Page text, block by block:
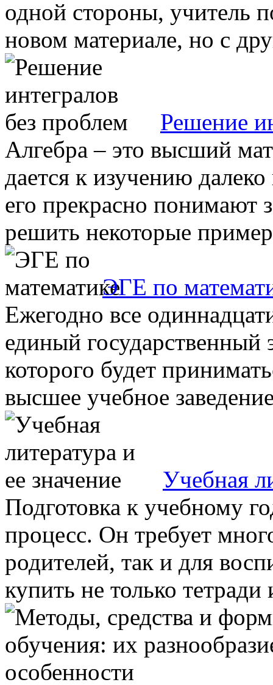
одной стороны, учитель
новом материале, но с
Решение
Алгебра – это высший
дается к изучению
его прекрасно понимают
решить некоторые
ЭГЕ по
Ежегодно все
единый государственный
которого будет
высшее учебное
Учебная
Подготовка к учебному
процесс. Он требует
родителей, так и для
купить не только тетради